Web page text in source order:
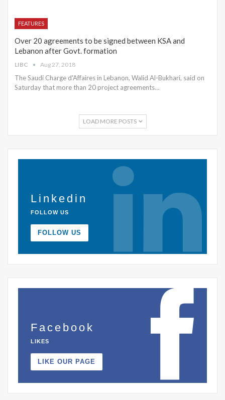
FEATURES
Over 20 agreements to be signed between KSA and
Lebanon after Govt. formation
LIBC Aug 27, 2018
The Saudi Charge d'Affaires in Lebanon, Walid Al-Bukhari, said on
Saturday that more than 20 project agreements…
LOAD MORE POSTS
Linkedin
FOLLOW US
FOLLOW US
Facebook
LIKES
LIKE OUR PAGE